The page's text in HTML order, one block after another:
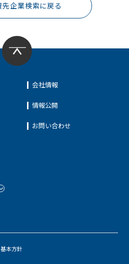
先企業検索に戻る
会社情報
情報公開
お問い合わせ
本方針